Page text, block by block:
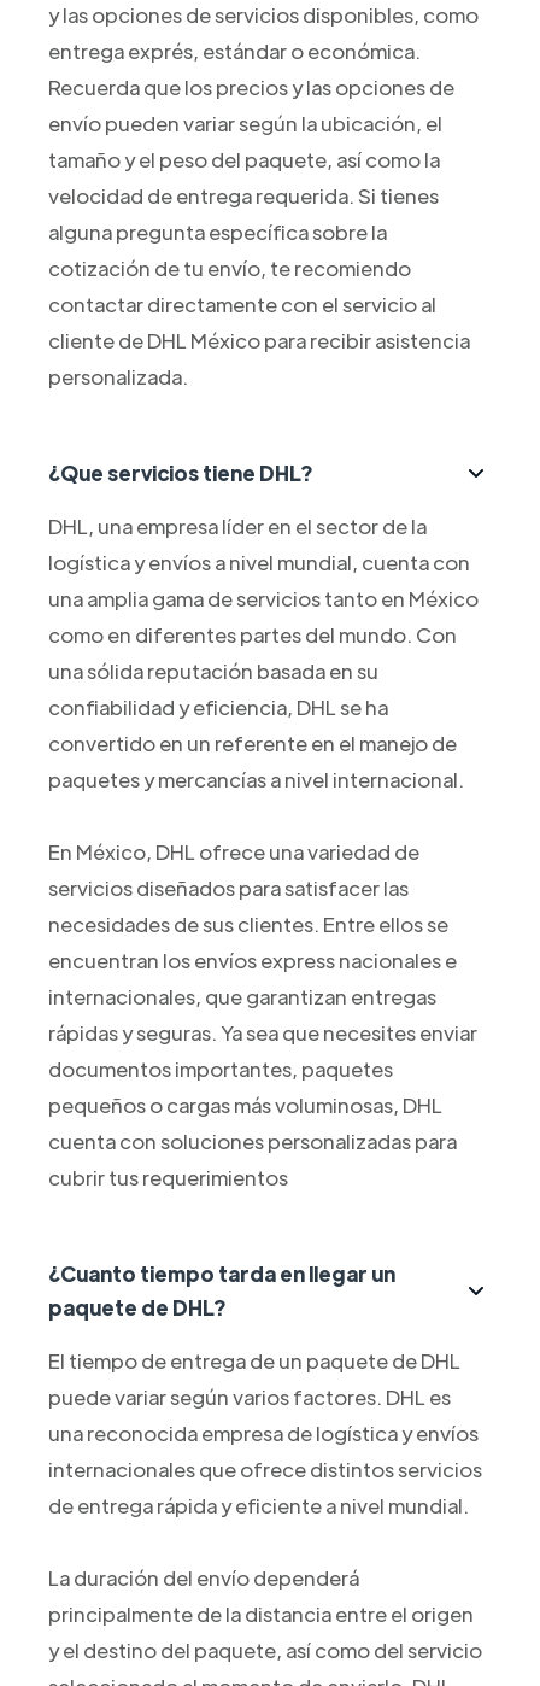
y las opciones de servicios disponibles, como
entrega exprés, estándar o económica.
Recuerda que los precios y las opciones de
envío pueden variar según la ubicación, el
tamaño y el peso del paquete, así como la
velocidad de entrega requerida. Si tienes
alguna pregunta específica sobre la
cotización de tu envío, te recomiendo
contactar directamente con el servicio al
cliente de DHL México para recibir asistencia
personalizada.
¿Que servicios tiene DHL?
DHL, una empresa líder en el sector de la
logística y envíos a nivel mundial, cuenta con
una amplia gama de servicios tanto en México
como en diferentes partes del mundo. Con
una sólida reputación basada en su
confiabilidad y eficiencia, DHL se ha
convertido en un referente en el manejo de
paquetes y mercancías a nivel internacional.
En México, DHL ofrece una variedad de
servicios diseñados para satisfacer las
necesidades de sus clientes. Entre ellos se
encuentran los envíos express nacionales e
internacionales, que garantizan entregas
rápidas y seguras. Ya sea que necesites enviar
documentos importantes, paquetes
pequeños o cargas más voluminosas, DHL
cuenta con soluciones personalizadas para
cubrir tus requerimientos
¿Cuanto tiempo tarda en llegar un
paquete de DHL?
El tiempo de entrega de un paquete de DHL
puede variar según varios factores. DHL es
una reconocida empresa de logística y envíos
internacionales que ofrece distintos servicios
de entrega rápida y eficiente a nivel mundial.
La duración del envío dependerá
principalmente de la distancia entre el origen
y el destino del paquete, así como del servicio